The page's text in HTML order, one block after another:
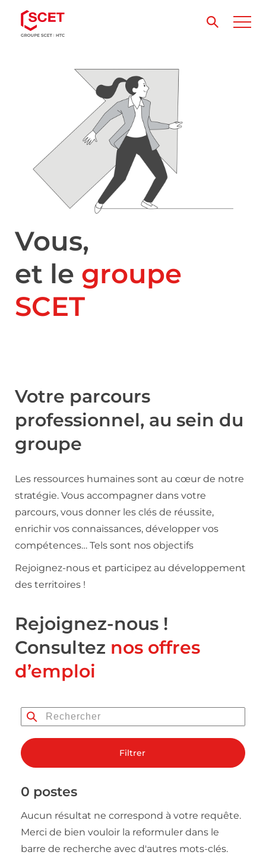
Vous,
et le groupe
SCET
Votre parcours
professionnel, au sein du
groupe
Les ressources humaines sont au cœur de notre
stratégie. Vous accompagner dans votre
parcours, vous donner les clés de réussite,
enrichir vos connaissances, développer vos
compétences… Tels sont nos objectifs
Rejoignez-nous et participez au développement
des territoires !
Rejoignez-nous !
Consultez nos offres
d’emploi
Filtrer
0 postes
Aucun résultat ne correspond à votre requête.
Merci de bien vouloir la reformuler dans le
barre de recherche avec d'autres mots-clés.